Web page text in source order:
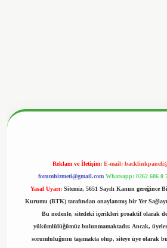
Reklam ve İletişim: E-mail:
forumhizmeti@gmail.com Whatsapp: 0262 606 0
Yasal Uyarı: Sitemiz, 5651 Sayılı Kanun gereğince
Kurumu (BTK) tarafından onaylanmış bir Yer
Bu nedenle, sitedeki içerikleri proaktif olarak
yükümlülüğümüz bulunmamaktadır. Ancak,
sorumluluğunu taşımakta olup, siteye üye olarak